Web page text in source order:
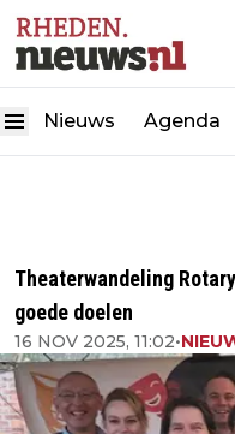
Nieuws Agenda
Theaterwandeling
goede doelen
16 NOV 2025, 11:02•